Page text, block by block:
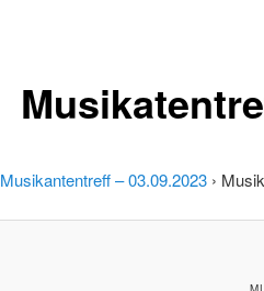
Musikantentreff – 03.09.2023 ›